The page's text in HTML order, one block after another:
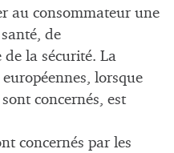
au consommateur une
de
de la sécurité. La
lorsque
concernés, est
concernés par les